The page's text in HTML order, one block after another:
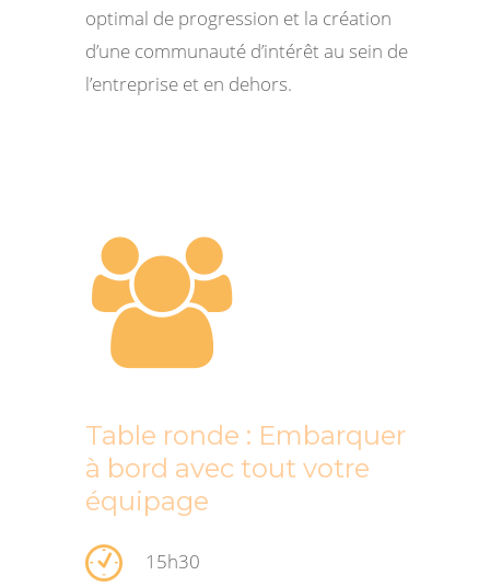
optimal de progression et la création
d’une communauté d’intérêt au sein de
l’entreprise et en dehors.
Table ronde : Embarquer
à bord avec tout votre
équipage
15h30